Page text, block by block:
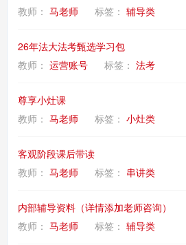
教师： 马老师 标签： 辅导类
26年法大法考甄选学习包
教师： 运营账号 标签： 法考
尊享小灶课
教师： 马老师 标签： 小灶类
客观阶段课后带读
教师： 马老师 标签： 串讲类
内部辅导资料（详情添加老师咨询）
教师： 马老师 标签： 辅导类